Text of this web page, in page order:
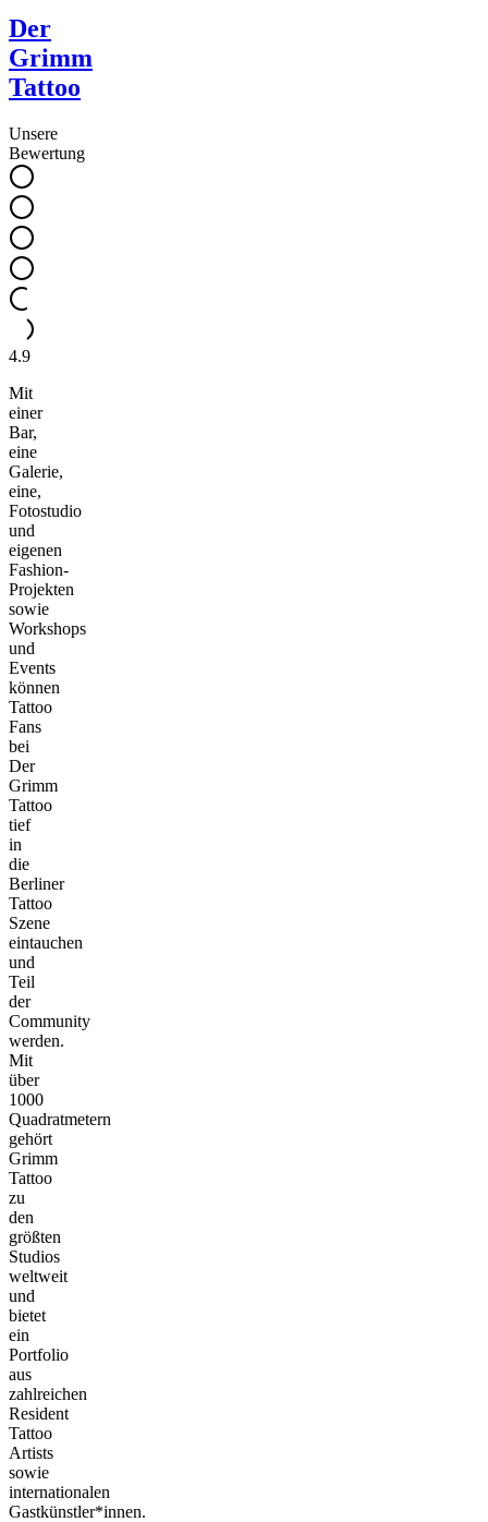
Der
Grimm
Tattoo
Unsere
Bewertung
4.9
Mit
einer
Bar,
eine
Galerie,
eine,
Fotostudio
und
eigenen
Fashion-
Projekten
sowie
Workshops
und
Events
können
Tattoo
Fans
bei
Der
Grimm
Tattoo
tief
in
die
Berliner
Tattoo
Szene
eintauchen
und
Teil
der
Community
werden.
Mit
über
1000
Quadratmetern
gehört
Grimm
Tattoo
zu
den
größten
Studios
weltweit
und
bietet
ein
Portfolio
aus
zahlreichen
Resident
Tattoo
Artists
sowie
internationalen
Gastkünstler*innen.